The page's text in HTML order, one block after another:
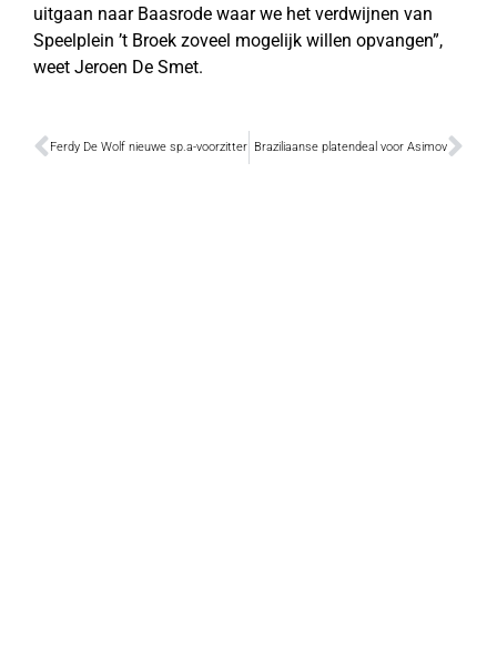
uitgaan naar Baasrode waar we het verdwijnen van
Speelplein ’t Broek zoveel mogelijk willen opvangen”,
weet Jeroen De Smet.
Ferdy De Wolf nieuwe sp.a-voorzitter Braziliaanse platendeal voor Asimov